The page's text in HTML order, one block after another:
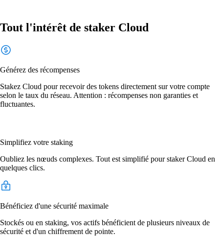
Tout l'intérêt de staker Cloud
Générez des récompenses
Stakez Cloud pour recevoir des tokens directement sur votre compte
selon le taux du réseau. Attention : récompenses non garanties et
fluctuantes.
Simplifiez votre staking
Oubliez les nœuds complexes. Tout est simplifié pour staker Cloud en
quelques clics.
Bénéficiez d'une sécurité maximale
Stockés ou en staking, vos actifs bénéficient de plusieurs niveaux de
sécurité et d'un chiffrement de pointe.